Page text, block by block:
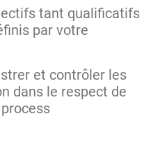
tant qualificatifs
par votre
et contrôler les
dans le respect de